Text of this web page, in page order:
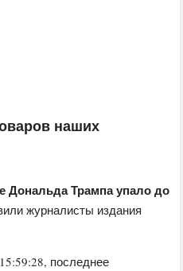
наших
Дональда Трампа упало до
журналисты издания
, последнее